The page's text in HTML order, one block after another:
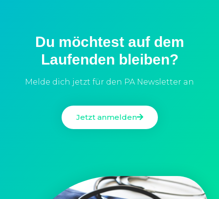
Du möchtest auf dem
Laufenden bleiben?
Melde dich jetzt für den PA Newsletter an
Jetzt anmelden